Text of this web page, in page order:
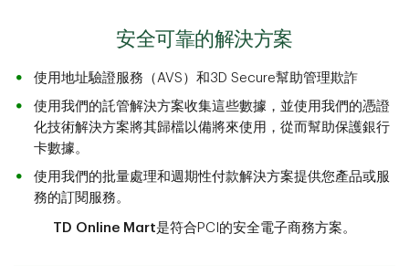
安全可靠的解決方案
使用地址驗證服務（AVS）和3D Secure幫助管理欺詐
使用我們的託管解決方案收集這些數據，並使用我們的憑證
化技術解決方案將其歸檔以備將來使用，從而幫助保護銀行
卡數據。
使用我們的批量處理和週期性付款解決方案提供您產品或服
務的訂閱服務。
TD Online Mart是符合PCI的安全電子商務方案。